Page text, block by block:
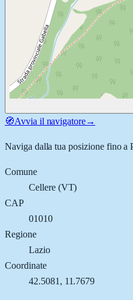
🧭Avvia il navigatore→
Naviga dalla tua posizione fino a
Comune
Cellere(VT)
CAP
01010
Regione
Lazio
Coordinate
42.5081 , 11.7679